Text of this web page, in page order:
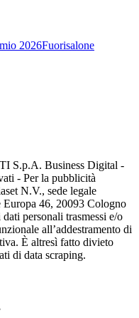
2026Fuorisalone
S.p.A. Business Digital -
- Per la pubblicità
N.V., sede legale
46, 20093 Cologno
personali trasmessi e/o
all’addestramento di
È altresì fatto divieto
di data scraping.